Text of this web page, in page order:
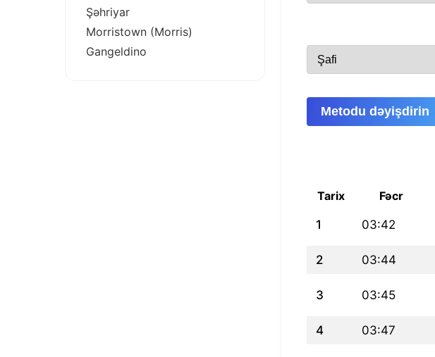
Metodu dəyişdirin
Tarix Fəcr
1 03:42
2 03:44
3 03:45
4 03:47
Şəhriyar
Morristown (Morris)
Gangeldino